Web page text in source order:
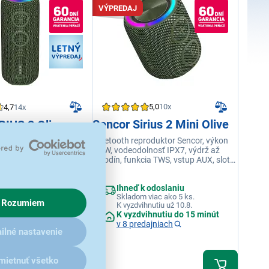
Rozumiem
nastavenie
všetko
4,714x
2 Olive
Sencor, výkon
IPX7, výdrž až
už 10.8.
do 15 minút
VÝPREDAJ
5,010x
Sencor Sirius 2 Mini Olive
Bluetooth reproduktor Sencor, výkon
16 W, vodeodolnosť IPX7, výdrž až
7 hodín, funkcia TWS, vstup AUX, slot
Ihneď k odoslaniu
Skladom viac ako 5 ks.
K vyzdvihnutiu už 10.8.
K vyzdvihnutiu do 15 minút
v 8 predajniach